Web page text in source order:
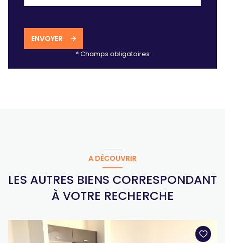
ENVOYER
* Champs obligatoires
A DÉCOUVRIR
LES AUTRES BIENS CORRESPONDANT
À VOTRE RECHERCHE